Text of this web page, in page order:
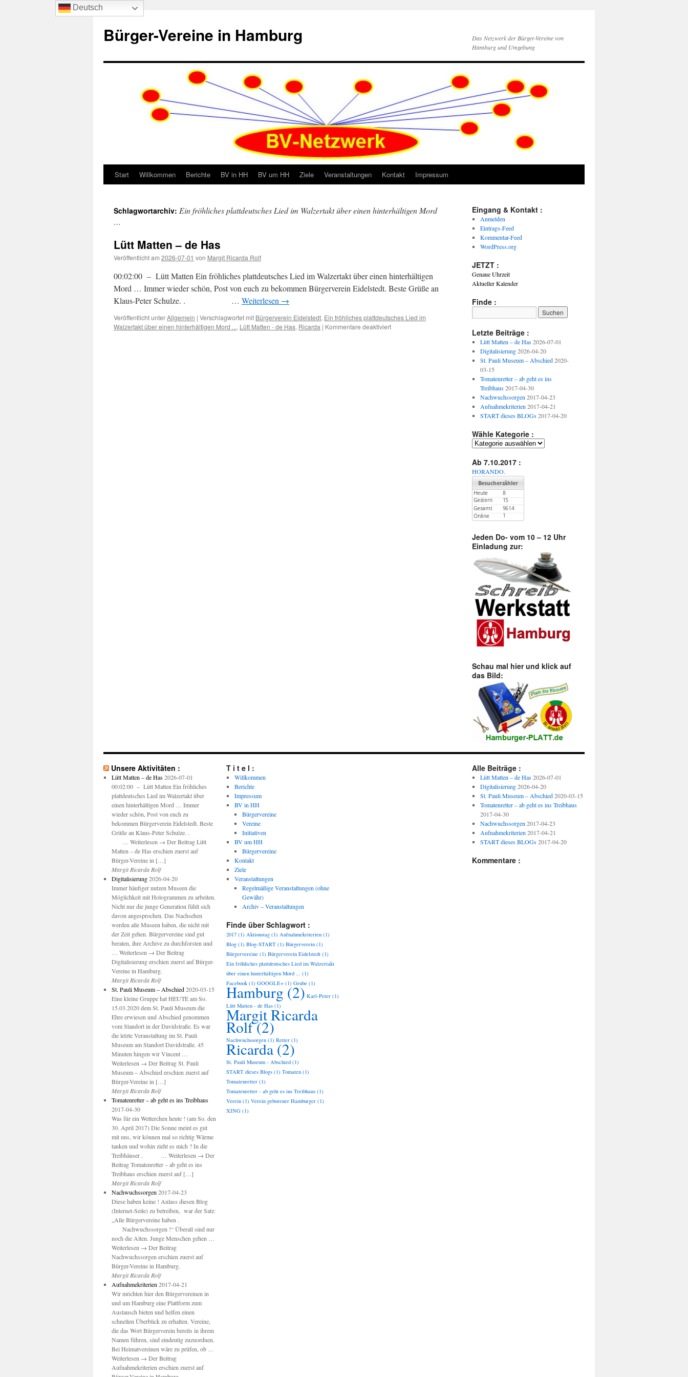
Zum
springen
Bürger-Vereine in Hamburg
Das Netzwerk der Bürger-Vereine von
Hamburg und Umgebung
Start Willkommen Berichte BV in HH BV um HH Ziele Veranstaltungen Kontakt Impressum
Schlagwortarchiv: Ein fröhliches plattdeutsches Lied im Walzertakt über einen hinterhältigen Mord
…
Lütt Matten – de Has
Veröffentlicht am 2026-07-01 von Margit Ricarda Rolf
00:02:00 – Lütt Matten Ein fröhliches plattdeutsches Lied im Walzertakt über einen hinterhältigen
Mord … Immer wieder schön, Post von euch zu bekommen Bürgerverein Eidelstedt. Beste Grüße an
Klaus-Peter Schulze. . … Weiterlesen →
Veröffentlicht unterAllgemein | Verschlagwortet mit Bürgerverein Eidelstedt, Ein fröhliches plattdeutsches Lied im
Walzertakt über einen hinterhältigen Mord ..., Lütt Matten - de Has, Ricarda | Kommentare deaktiviertfür
Eingang & Kontakt :
Anmelden
Eintrags-Feed
Kommentar-Feed
WordPress.org
JETZT :
Genaue Uhrzeit
Aktueller Kalender
Finde :
Letzte Beiträge :
Lütt Matten – de Has 2026-07-01
Digitalisierung 2026-04-20
St. Pauli Museum – Abschied 2020-
03-15
Tomatenretter – ab geht es ins
Treibhaus 2017-04-30
Nachwuchssorgen 2017-04-23
Aufnahmekriterien 2017-04-21
START dieses BLOGs 2017-04-20
Wähle Kategorie :
Wähle
:Ab 7.10.2017 :
HORANDO.
Jeden Do- vom 10 – 12 Uhr
Einladung zur:
Schau mal hier und klick auf
das Bild:
Unsere Aktivitäten :
Lütt Matten – de Has 2026-07-01
00:02:00 – Lütt Matten Ein fröhliches
plattdeutsches Lied im Walzertakt über
einen hinterhältigen Mord … Immer
wieder schön, Post von euch zu
bekommen Bürgerverein Eidelstedt. Beste
Grüße an Klaus-Peter Schulze. .
… Weiterlesen → Der Beitrag Lütt
Matten – de Has erschien zuerst auf
Bürger-Vereine in […]
Margit Ricarda Rolf
Digitalisierung 2026-04-20
Immer häufiger nutzen Museen die
Möglichkeit mit Hologrammen zu arbeiten.
Nicht nur die junge Generation fühlt sich
davon angesprochen. Das Nachsehen
werden alle Museen haben, die nicht mit
der Zeit gehen. Bürgervereine sind gut
beraten, ihre Archive zu durchforsten und
… Weiterlesen → Der Beitrag
Digitalisierung erschien zuerst auf Bürger-
Vereine in Hamburg.
Margit Ricarda Rolf
St. Pauli Museum – Abschied 2020-03-15
Eine kleine Gruppe hat HEUTE am So.
15.03.2020 dem St. Pauli Museum die
Ehre erwiesen und Abschied genommen
vom Standort in der Davidstraße. Es war
die letzte Veranstaltung im St. Pauli
Museum am Standort Davidstraße. 45
Minuten hingen wir Vincent …
Weiterlesen → Der Beitrag St. Pauli
Museum – Abschied erschien zuerst auf
Bürger-Vereine in […]
Margit Ricarda Rolf
Tomatenretter – ab geht es ins Treibhaus
2017-04-30
Was für ein Wetterchen heute ! (am So. den
30. April 2017) Die Sonne meint es gut
mit uns, wir können mal so richtig Wärme
tanken und wohin zieht es mich ? In die
Treibhäuser . … Weiterlesen → Der
Beitrag Tomatenretter – ab geht es ins
Treibhaus erschien zuerst auf […]
Margit Ricarda Rolf
Nachwuchssorgen 2017-04-23
Diese haben keine ! Anlass diesen Blog
(Internet-Seite) zu betreiben, war der Satz:
„Alle Bürgervereine haben .
Nachwuchssorgen !“ Überall sind nur
noch die Alten. Junge Menschen gehen …
Weiterlesen → Der Beitrag
Nachwuchssorgen erschien zuerst auf
Bürger-Vereine in Hamburg.
Margit Ricarda Rolf
Aufnahmekriterien 2017-04-21
Wir möchten hier den Bürgervereinen in
und um Hamburg eine Plattform zum
Austausch bieten und helfen einen
schnellen Überblick zu erhalten. Vereine,
die das Wort Bürgerverein bereits in ihrem
Namen führen, sind eindeutig zuzuordnen.
Bei Heimatvereinen wäre zu prüfen, ob …
Weiterlesen → Der Beitrag
Aufnahmekriterien erschien zuerst auf
T i t e l :
Willkommen
Berichte
Impressum
BV in HH
Bürgervereine
Vereine
Initiativen
BV um HH
Bürgervereine
Kontakt
Ziele
Veranstaltungen
Regelmäßige Veranstaltungen (ohne
Gewähr)
Archiv – Veranstaltungen
Finde über Schlagwort :
2017 (1) Aktionstag (1) Aufnahmekriterien (1)
Blog (1) Blog-START (1) Bürgerverein (1)
Bürgervereine (1) Bürgerverein Eidelstedt (1)
Ein fröhliches plattdeutsches Lied im Walzertakt
über einen hinterhältigen Mord ... (1)
Facebook (1) GOOGLE+ (1) Grube (1)
Hamburg(2) Karl-Peter (1)
Lütt Matten - de Has (1)
Margit Ricarda
Rolf(2)
Nachwuchssorgen (1) Retter (1)
Ricarda(2)
St. Pauli Museum - Abschied (1)
START dieses Blogs (1) Tomaten (1)
Tomatenretter (1)
Tomatenretter - ab geht es ins Treibhaus (1)
Verein (1) Verein geborener Hamburger (1)
XING (1)
Alle Beiträge :
Lütt Matten – de Has 2026-07-01
Digitalisierung 2026-04-20
St. Pauli Museum – Abschied 2020-03-15
Tomatenretter – ab geht es ins Treibhaus
2017-04-30
Nachwuchssorgen 2017-04-23
Aufnahmekriterien 2017-04-21
START dieses BLOGs 2017-04-20
Kommentare :
Deutsch